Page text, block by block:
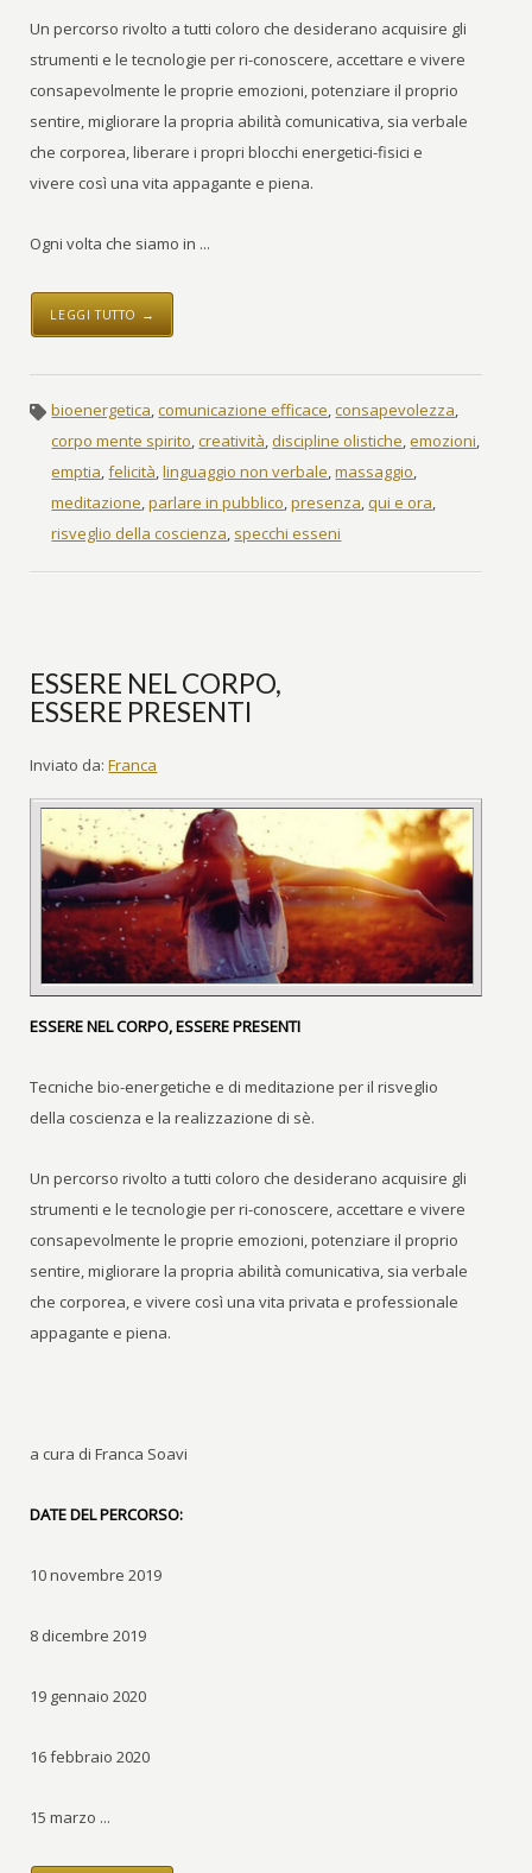
Un percorso rivolto a tutti coloro che desiderano acquisire gli
strumenti e le tecnologie per ri-conoscere, accettare e vivere
consapevolmente le proprie emozioni, potenziare il proprio
sentire, migliorare la propria abilità comunicativa, sia verbale
che corporea, liberare i propri blocchi energetici-fisici e
vivere così una vita appagante e piena.
Ogni volta che siamo in ...
LEGGI TUTTO →
bioenergetica,comunicazione efficace,consapevolezza,
corpo mente spirito,creatività,discipline olistiche,emozioni,
emptia,felicità,linguaggio non verbale,massaggio,
meditazione,parlare in pubblico,presenza,qui e ora,
risveglio della coscienza, specchi esseni
ESSERE NEL CORPO,
ESSERE PRESENTI
Inviato da: Franca
ESSERE NEL CORPO, ESSERE PRESENTI
Tecniche bio-energetiche e di meditazione per il risveglio
della coscienza e la realizzazione di sè.
Un percorso rivolto a tutti coloro che desiderano acquisire gli
strumenti e le tecnologie per ri-conoscere, accettare e vivere
consapevolmente le proprie emozioni, potenziare il proprio
sentire, migliorare la propria abilità comunicativa, sia verbale
che corporea, e vivere così una vita privata e professionale
appagante e piena.
a cura di Franca Soavi
DATE DEL PERCORSO:
10 novembre 2019
8 dicembre 2019
19 gennaio 2020
16 febbraio 2020
15 marzo ...